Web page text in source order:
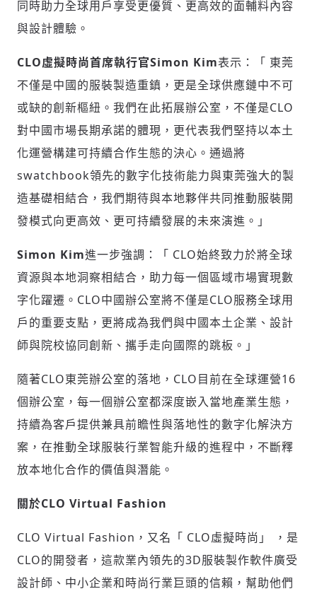
登入或註冊
歡迎您加入《旭時報》
掌握國際政經脈動
參與下一波全球科技革命
輸入 Email 驗證碼
請輸入發送到的驗證碼
(十分鐘內有效)
驗證
同時助力全球用戶享受更優質、更高效的面輔料內容
與設計體驗。
CLO虛擬時尚首席執行官Simon Kim表示：「 東莞
不僅是中國的服裝製造重鎮，更是全球供應鏈中不可
或缺的創新樞紐。我們在此拓展辦公室，不僅是CLO
對中國市場長期承諾的體現，更代表我們堅持以本土
化運營構建可持續合作生態的決心。通過將
swatchbook領先的數字化技術能力與東莞強大的製
造基礎相結合，我們期待與本地夥伴共同推動服裝開
發模式向更高效、更可持續發展的未來演進。」
Simon Kim進一步強調：「 CLO始終致力於將全球
資源與本地洞察相結合，助力每一個區域市場實現數
字化躍遷。CLO中國辦公室將不僅是CLO服務全球用
戶的重要支點，更將成為我們與中國本土企業、設計
師與院校協同創新、攜手走向國際的跳板。」
隨著CLO東莞辦公室的落地，CLO目前在全球運營16
個辦公室，每一個辦公室都深度嵌入當地產業生態，
持續為客戶提供兼具前瞻性與落地性的數字化解決方
案，在推動全球服裝行業智能升級的進程中，不斷釋
放本地化合作的價值與潛能。
關於CLO Virtual Fashion
CLO Virtual Fashion，又名「 CLO虛擬時尚」 ，是
CLO的開發者，這款業內領先的3D服裝製作軟件廣受
設計師、中小企業和時尚行業巨頭的信賴，幫助他們